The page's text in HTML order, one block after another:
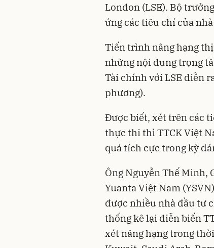
London (LSE). Bộ
ứng các tiêu chí của
Tiến trình nâng hạng
những nội dung trọng
Tài chính với LSE diễn
phương).
Được biết, xét trên các
thực thi thì TTCK Việt
quả tích cực trong kỳ
Ông Nguyễn Thế Minh,
Yuanta Việt Nam
được nhiều nhà đầu tư
thống kê lại diễn biến
xét nâng hạng trong